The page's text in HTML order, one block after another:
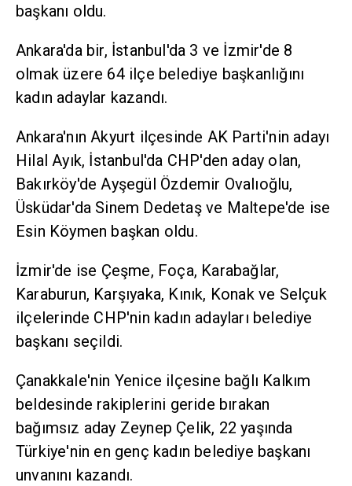
başkanı oldu.
Ankara'da bir, İstanbul'da 3 ve İzmir'de 8
olmak üzere 64 ilçe belediye başkanlığını
kadın adaylar kazandı.
Ankara'nın Akyurt ilçesinde AK Parti'nin adayı
Hilal Ayık, İstanbul'da CHP'den aday olan,
Bakırköy'de Ayşegül Özdemir Ovalıoğlu,
Üsküdar'da Sinem Dedetaş ve Maltepe'de ise
Esin Köymen başkan oldu.
İzmir'de ise Çeşme, Foça, Karabağlar,
Karaburun, Karşıyaka, Kınık, Konak ve Selçuk
ilçelerinde CHP'nin kadın adayları belediye
başkanı seçildi.
Çanakkale'nin Yenice ilçesine bağlı Kalkım
beldesinde rakiplerini geride bırakan
bağımsız aday Zeynep Çelik, 22 yaşında
Türkiye'nin en genç kadın belediye başkanı
unvanını kazandı.